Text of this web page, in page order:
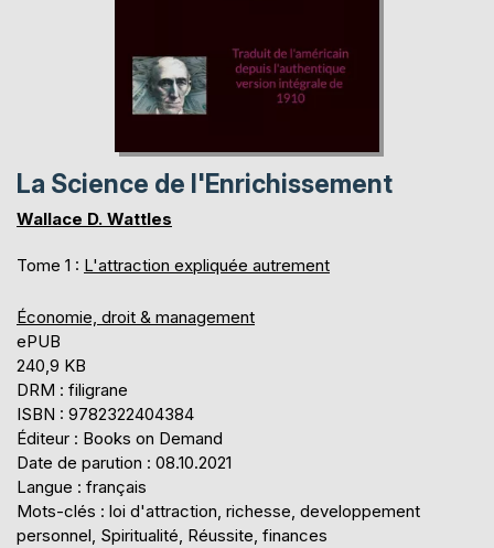
La Science de l'Enrichissement
Wallace D. Wattles
Tome 1 : L'attraction expliquée autrement
Économie, droit & management
ePUB
240,9 KB
DRM : filigrane
ISBN : 9782322404384
Éditeur : Books on Demand
Date de parution : 08.10.2021
Langue : français
Mots-clés : loi d'attraction, richesse, developpement
personnel, Spiritualité, Réussite, finances